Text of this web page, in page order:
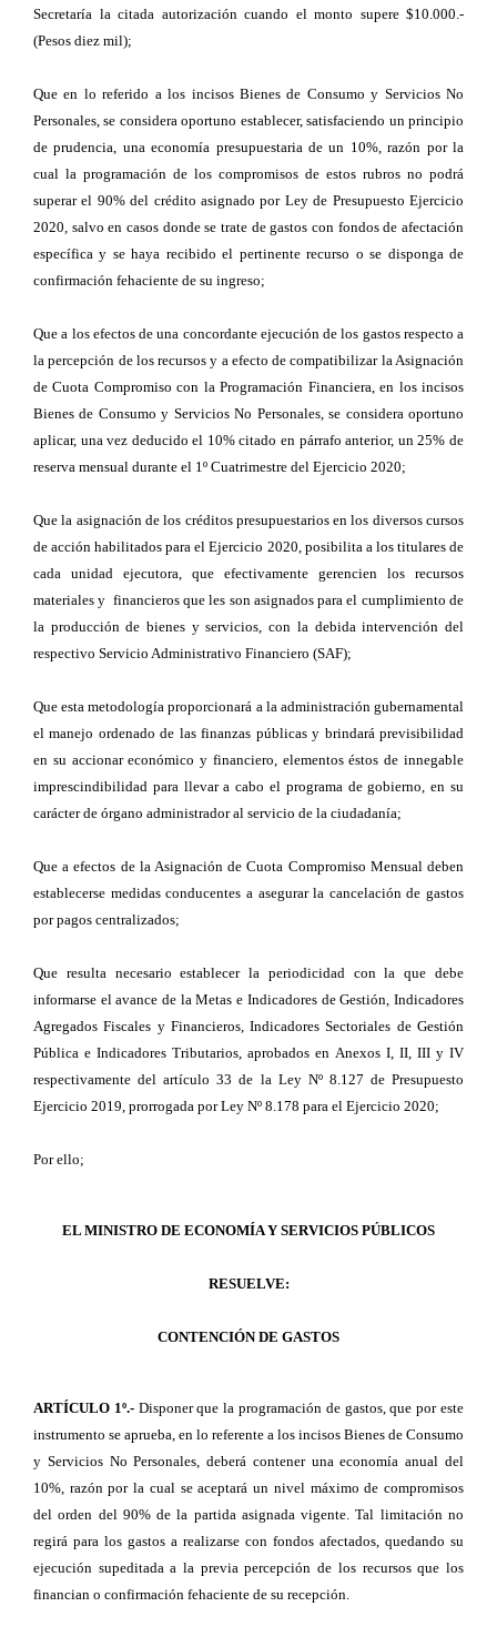
Secretaría la citada autorización cuando el monto supere $10.000.-
(Pesos diez mil);
Que en lo referido a los incisos Bienes de Consumo y Servicios No
Personales, se considera oportuno establecer, satisfaciendo un principio
de prudencia, una economía presupuestaria de un 10%, razón por la
cual la programación de los compromisos de estos rubros no podrá
superar el 90% del crédito asignado por Ley de Presupuesto Ejercicio
2020, salvo en casos donde se trate de gastos con fondos de afectación
específica y se haya recibido el pertinente recurso o se disponga de
confirmación fehaciente de su ingreso;
Que a los efectos de una concordante ejecución de los gastos respecto a
la percepción de los recursos y a efecto de compatibilizar la Asignación
de Cuota Compromiso con la Programación Financiera, en los incisos
Bienes de Consumo y Servicios No Personales, se considera oportuno
aplicar, una vez deducido el 10% citado en párrafo anterior, un 25% de
reserva mensual durante el 1º Cuatrimestre del Ejercicio 2020;
Que la asignación de los créditos presupuestarios en los diversos cursos
de acción habilitados para el Ejercicio 2020, posibilita a los titulares de
cada unidad ejecutora, que efectivamente gerencien los recursos
materiales y financieros que les son asignados para el cumplimiento de
la producción de bienes y servicios, con la debida intervención del
respectivo Servicio Administrativo Financiero (SAF);
Que esta metodología proporcionará a la administración gubernamental
el manejo ordenado de las finanzas públicas y brindará previsibilidad
en su accionar económico y financiero, elementos éstos de innegable
imprescindibilidad para llevar a cabo el programa de gobierno, en su
carácter de órgano administrador al servicio de la ciudadanía;
Que a efectos de la Asignación de Cuota Compromiso Mensual deben
establecerse medidas conducentes a asegurar la cancelación de gastos
por pagos centralizados;
Que resulta necesario establecer la periodicidad con la que debe
informarse el avance de la Metas e Indicadores de Gestión, Indicadores
Agregados Fiscales y Financieros, Indicadores Sectoriales de Gestión
Pública e Indicadores Tributarios, aprobados en Anexos I, II, III y IV
respectivamente del artículo 33 de la Ley Nº 8.127 de Presupuesto
Ejercicio 2019, prorrogada por Ley Nº 8.178 para el Ejercicio 2020;
Por ello;
EL MINISTRO DE ECONOMÍA Y SERVICIOS PÚBLICOS
RESUELVE:
CONTENCIÓN DE GASTOS
ARTÍCULO 1º.- Disponer que la programación de gastos, que por este
instrumento se aprueba, en lo referente a los incisos Bienes de Consumo
y Servicios No Personales, deberá contener una economía anual del
10%, razón por la cual se aceptará un nivel máximo de compromisos
del orden del 90% de la partida asignada vigente. Tal limitación no
regirá para los gastos a realizarse con fondos afectados, quedando su
ejecución supeditada a la previa percepción de los recursos que los
financian o confirmación fehaciente de su recepción.